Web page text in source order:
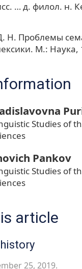
… д. филол. н.
Н. Проблемы
М.: Наука,
Studies of
Pankov
Studies of
article
25, 2019.